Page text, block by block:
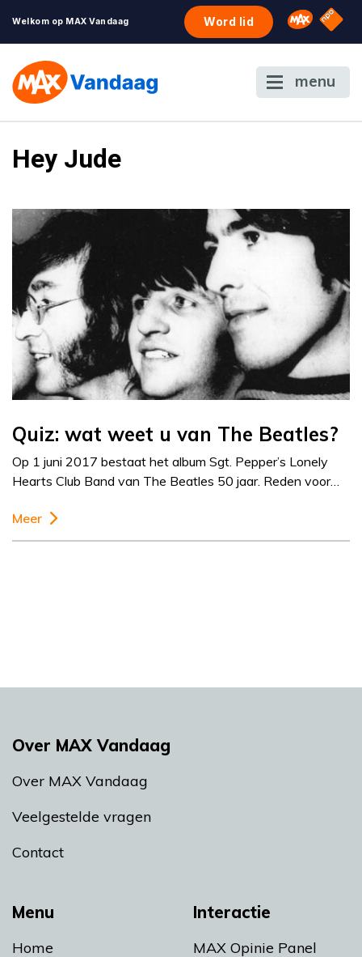
Welkom op MAX Vandaag Word lid Omroep
NPO
menu
Hey Jude
Quiz: wat weet u van The Beatles?
Op 1 juni 2017 bestaat het album Sgt. Pepper’s Lonely
Hearts Club Band van The Beatles 50 jaar. Reden voor…
Meer
Menu
Home
Interactie
MAX Opinie Panel
Over MAX Vandaag
Over MAX Vandaag
Veelgestelde vragen
Contact